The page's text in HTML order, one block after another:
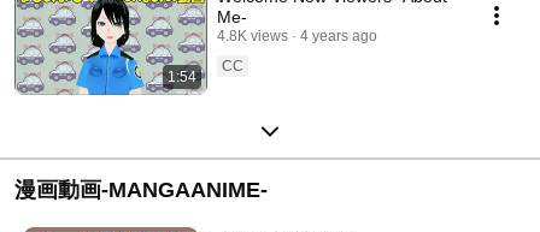
1:54
Me-
4.8K views
4 years ago
CC
漫画動画‐MANGAANIME‐